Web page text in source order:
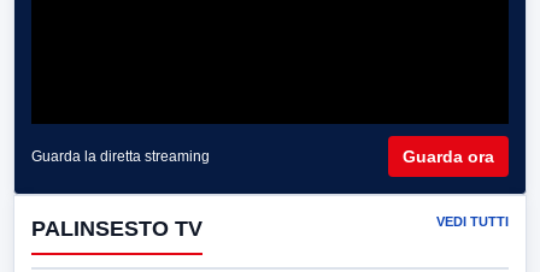
Guarda la diretta streaming Guarda ora
PALINSESTO TV VEDI TUTTI